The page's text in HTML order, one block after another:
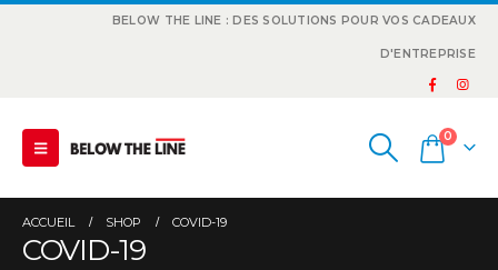
BELOW THE LINE : DES SOLUTIONS POUR VOS CADEAUX
D'ENTREPRISE
0
ACCUEIL SHOP COVID-19
COVID-19